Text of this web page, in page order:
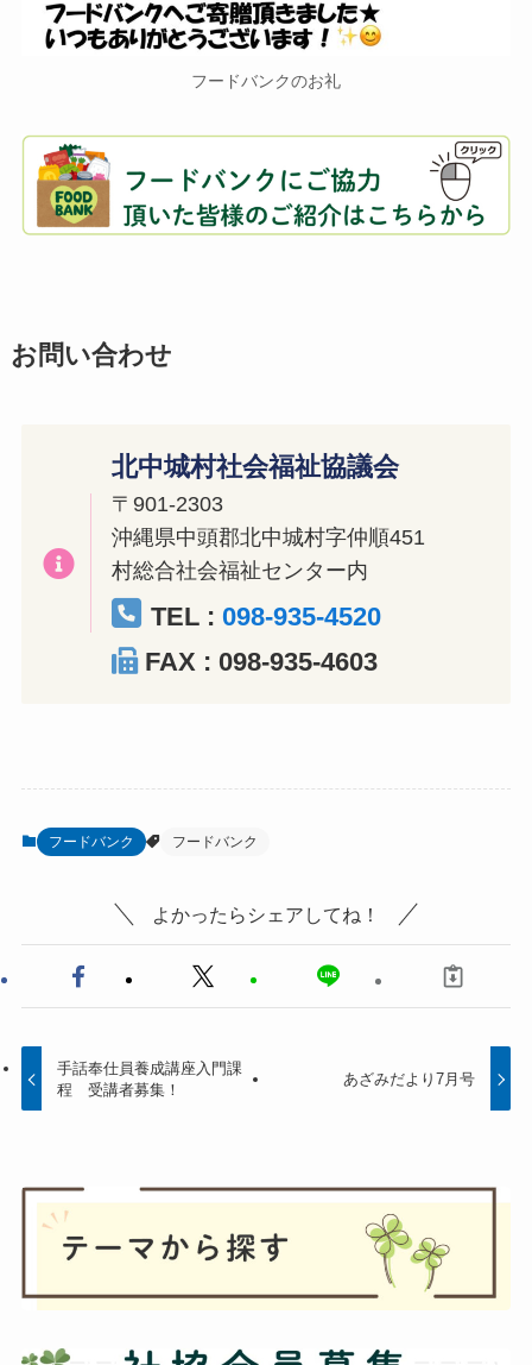
フードバンクのお礼
お問い合わせ
北中城村社会福祉協議会
〒901-2303
沖縄県中頭郡北中城村字仲順451
村総合社会福祉センター内
TEL :098-935-4520
FAX : 098-935-4603
フードバンク フードバンク
よかったらシェアしてね！
手話奉仕員養成講座入門課
程 受講者募集！
あざみだより7月号